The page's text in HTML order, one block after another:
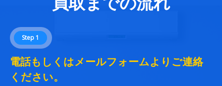
Step 1
電話もしくはメールフォームよりご連絡
ください。